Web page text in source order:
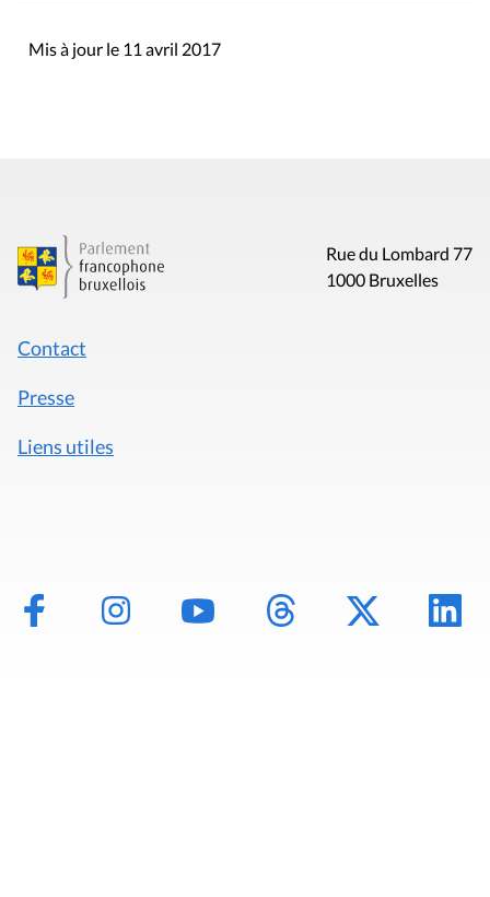
Mis à jour le 11 avril 2017
Rue du Lombard 77
1000 Bruxelles
Contact
Presse
Liens utiles